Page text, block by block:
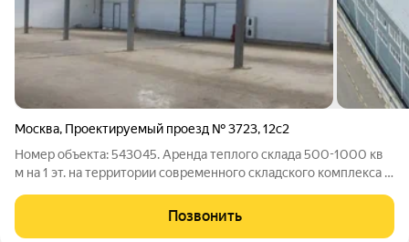
Москва, Проектируемый проезд № 3723,12с2
Номер объекта: 543045. Аренда теплого склада 500-1000 кв
м на 1 эт. на территории современного складского комплекса в
минутах пешком от метро Печатники, удобный подъезд на
любом виде транспорта.
Позвонить